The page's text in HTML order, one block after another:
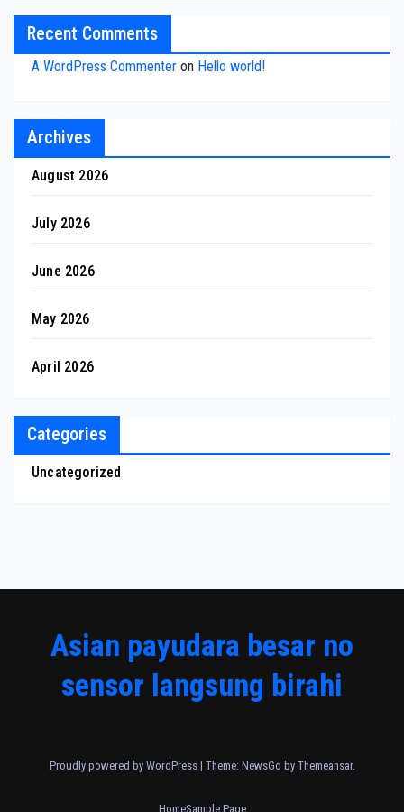
Recent Comments
A WordPress Commenter on Hello world!
Archives
August 2026
July 2026
June 2026
May 2026
April 2026
Categories
Uncategorized
Asian payudara besar no
sensor langsung birahi
Proudly powered by WordPress | Theme: NewsGo by Themeansar.
HomeSample Page